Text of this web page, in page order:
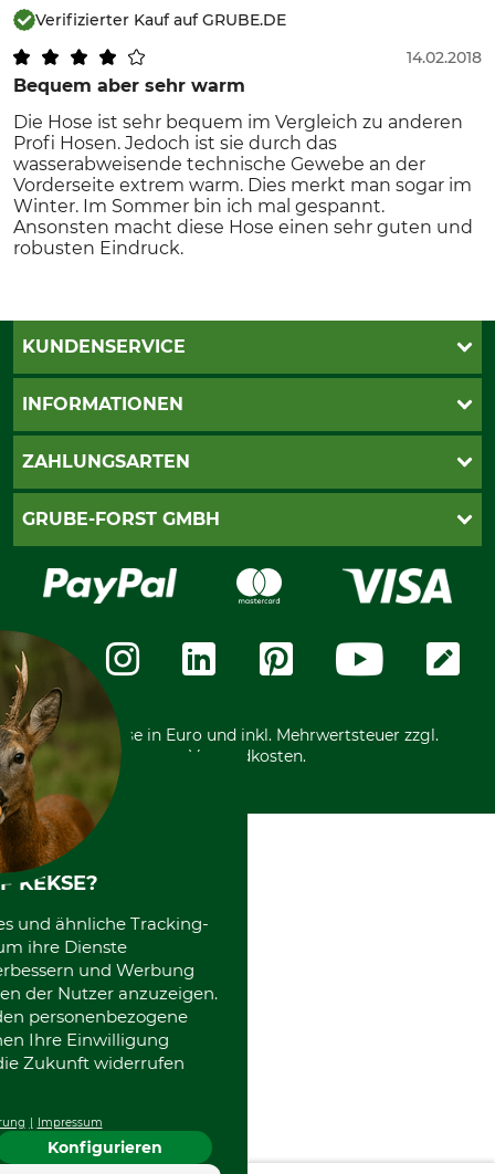
Verifizierter Kauf auf GRUBE.DE
Bequem aber sehr warm
14.02.2018
Die Hose ist sehr bequem im Vergleich zu anderen
Profi Hosen. Jedoch ist sie durch das
wasserabweisende technische Gewebe an der
Vorderseite extrem warm. Dies merkt man sogar im
Winter. Im Sommer bin ich mal gespannt.
Ansonsten macht diese Hose einen sehr guten und
robusten Eindruck.
KUNDENSERVICE
Katalogbestellung
INFORMATIONEN
AGB
Widerrufsformular
Zahlungsarten
ZAHLUNGSARTEN
PayPal
Vorkasse
GRUBE-FORST GMBH
Karriere
Über uns
Community
International
*Alle Preise in Euro und inkl. Mehrwertsteuer zzgl.
Versandkosten.
KEKSE?
und ähnliche Tracking-
ihre Dienste
und Werbung
der Nutzer anzuzeigen.
personenbezogene
Ihre Einwilligung
Zukunft widerrufen
Impressum
Konfigurieren